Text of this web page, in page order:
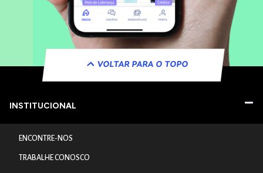
VOLTAR PARA O TOPO
INSTITUCIONAL
ENCONTRE-NOS
TRABALHE CONOSCO